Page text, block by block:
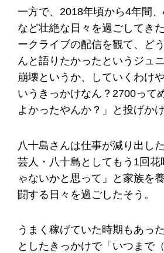
一方で、2018年頃から4年間
など壮絶な日々を過ごしてき
ークライブの配信を観て、ど
んと語りたかったというジュ
崩壊というか、していくわけ
いうきっかけなん？2700って
よかったやんか？」と投げかけ
八十島さんは仕事が減り出し
芸人・八十島としてもう1回花
ゃないかと思って」と家族を
闘する日々を過ごしたそう。
うまく稼げていた時期もあっ
としたきっかけで「いつまで